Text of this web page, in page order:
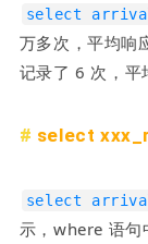
select
万多次，平均响
记录了 6 次，平
select
select
示，where 语句